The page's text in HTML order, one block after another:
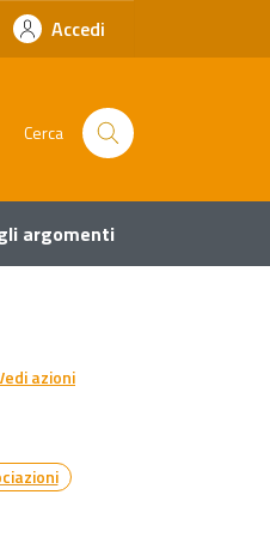
Accedi
Cerca
argomenti
azioni